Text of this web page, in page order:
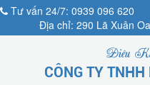
Tư vấn 24/7: 0939 096 620
Địa chỉ: 290 Lã Xuân
Điêu
CÔNG TY